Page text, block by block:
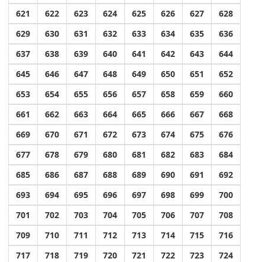
621
622 623 624 625 626 627
628
629
630 631 632 633 634 635
636
637
638 639 640 641 642 643
644
645
646 647 648 649 650 651
652
653
654 655 656 657 658 659
660
661
662 663 664 665 666 667
668
669
670 671 672 673 674 675
676
677
678 679 680 681 682 683
684
685
686 687 688 689 690 691
692
693
694 695 696 697 698 699
700
701
702 703 704 705 706 707
708
709
710 711 712 713 714 715
716
717
718 719 720 721 722 723
724